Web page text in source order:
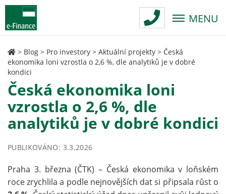
MENU
> Blog > Pro investory > Aktuální projekty > Česká
ekonomika loni vzrostla o 2,6 %, dle analytiků je v dobré
kondici
Česká ekonomika loni
vzrostla o 2,6 %, dle
analytiků je v dobré kondici
PUBLIKOVÁNO: 3.3.2026
Praha 3. března (ČTK) – Česká ekonomika v loňském
roce zrychlila a podle nejnovějších dat si připsala růst o